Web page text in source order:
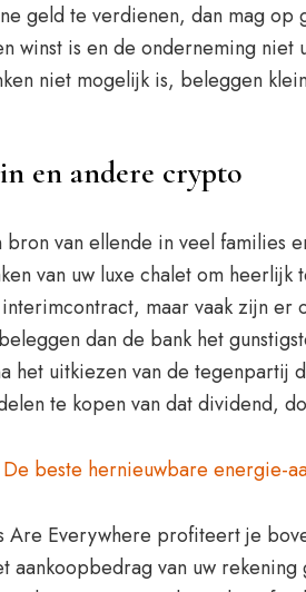
geld te verdienen, dan mag
winst is en de onderneming
niet mogelijk is, beleggen
en andere crypto
van ellende in veel families
van uw luxe chalet om
maar vaak zijn
dan de bank het
het uitkiezen van de tegenpartij
te kopen van dat dividend,
beste hernieuwbare energie-
Are Everywhere profiteert je
aankoopbedrag van uw